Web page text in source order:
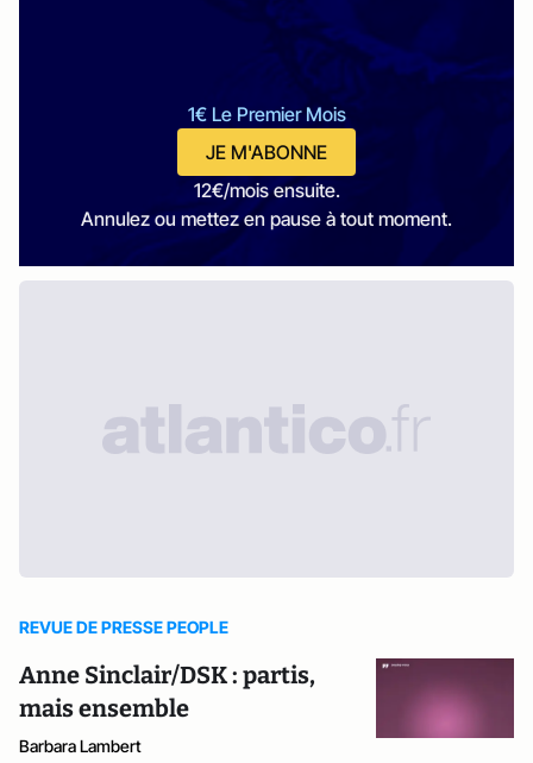
1€ Le Premier Mois
JE M'ABONNE
12€/mois ensuite.
Annulez ou mettez en pause à tout moment.
REVUE DE PRESSE PEOPLE
Anne Sinclair/DSK : partis,
mais ensemble
Barbara Lambert